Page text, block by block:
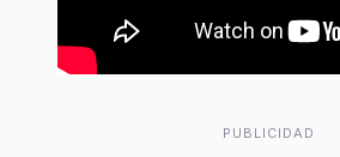
PUBLICIDAD